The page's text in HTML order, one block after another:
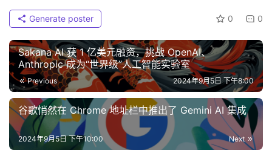
0 0
Generate poster
Sakana AI 获 1 亿美元融资，挑战 OpenAI、
Anthropic 成为“世界级”人工智能实验室
Previous 2024年9月5日 下午8:00
谷歌悄然在 Chrome 地址栏中推出了 Gemini AI 集成
Next
2024年9月5日 下午10:00